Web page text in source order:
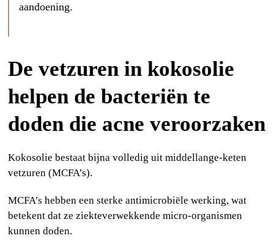
aandoening.
De vetzuren in kokosolie
helpen de bacteriën te
doden die acne veroorzaken
Kokosolie bestaat bijna volledig uit middellange-keten
vetzuren (MCFA’s).
MCFA’s hebben een sterke antimicrobiële werking, wat
betekent dat ze ziekteverwekkende micro-organismen
kunnen doden.